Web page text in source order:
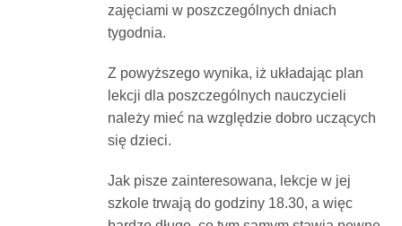
zajęciami w poszczególnych dniach
tygodnia.
Z powyższego wynika, iż układając plan
lekcji dla poszczególnych nauczycieli
należy mieć na względzie dobro uczących
się dzieci.
Jak pisze zainteresowana, lekcje w jej
szkole trwają do godziny 18.30, a więc